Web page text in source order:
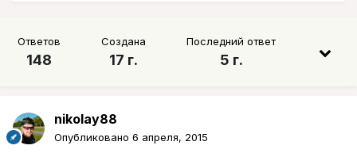
Ответов
148
Создана
17 г.
Последний ответ
5 г.
nikolay88
Опубликовано 6 апреля, 2015